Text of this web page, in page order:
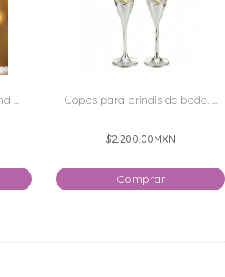
... Copas para brindis de boda, ...
$2,200.00MXN
Comprar